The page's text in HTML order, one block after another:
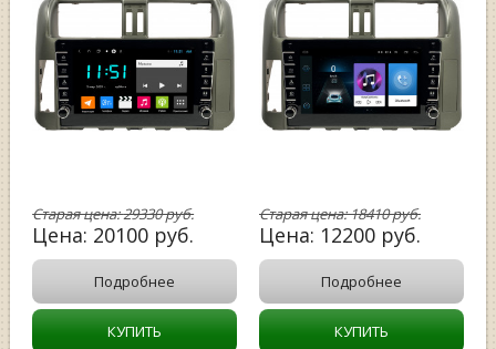
Старая цена:29330руб.
Цена: 20100 руб.
Подробнее
КУПИТЬ
Старая цена:18410руб.
Цена: 12200 руб.
Подробнее
КУПИТЬ